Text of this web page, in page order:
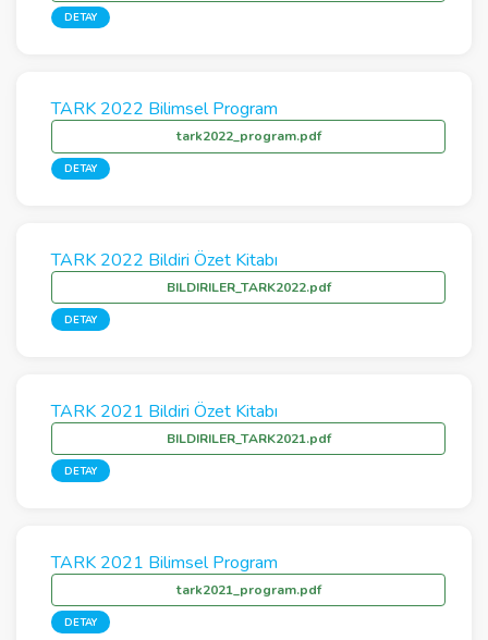
DETAY
TARK 2022 Bilimsel Program
tark2022_program.pdf
DETAY
TARK 2022 Bildiri Özet Kitabı
BILDIRILER_TARK2022.pdf
DETAY
TARK 2021 Bildiri Özet Kitabı
BILDIRILER_TARK2021.pdf
DETAY
TARK 2021 Bilimsel Program
tark2021_program.pdf
DETAY